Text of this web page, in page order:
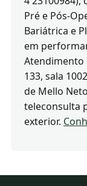
Pré e Pós-
Bariátrica e
em
Atendimento
133, sala
de Mello
teleconsulta
exterior.